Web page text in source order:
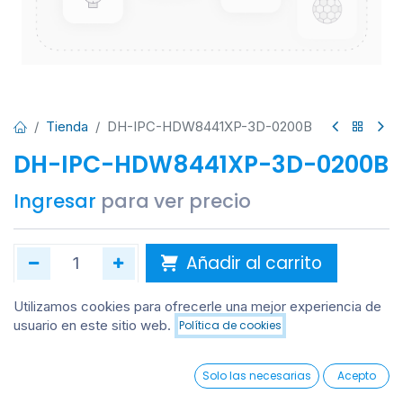
Añadir al carrito
0
Wishlist Account
Tienda DH-IPC-HDW8441XP-3D-0200B
DH-IPC-HDW8441XP-3D-0200B
Ingresar para ver precio
Añadir al carrito
Añadir a lista de deseos
Utilizamos cookies para ofrecerle una mejor experiencia de
usuario en este sitio web. Política de cookies
Solo las necesarias Acepto